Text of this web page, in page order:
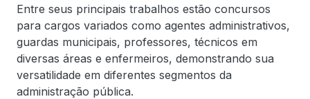
Entre seus principais trabalhos estão concursos
para cargos variados como agentes administrativos,
guardas municipais, professores, técnicos em
diversas áreas e enfermeiros, demonstrando sua
versatilidade em diferentes segmentos da
administração pública.